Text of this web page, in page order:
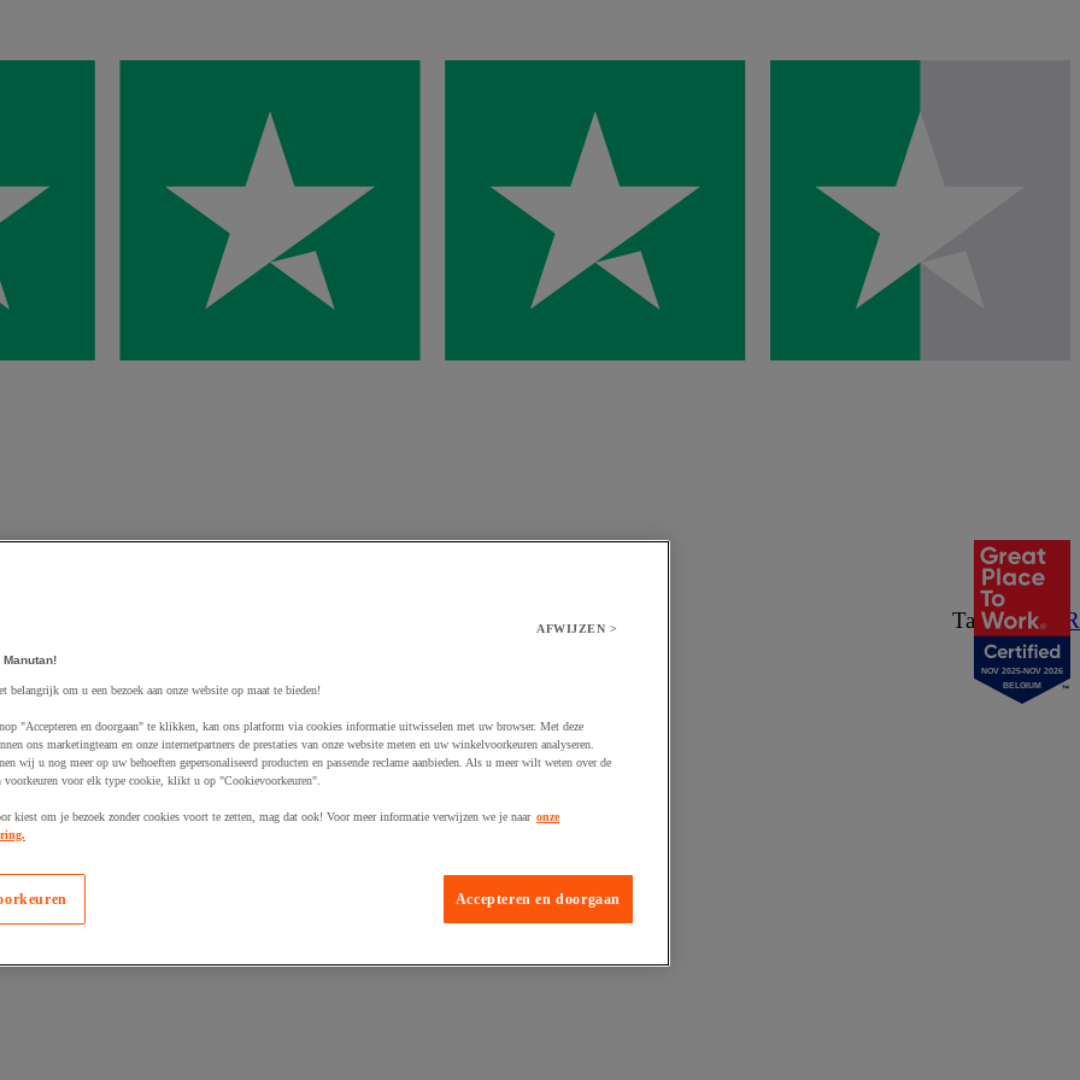
Taal:NL/ FR
aan winkelwagen
NOV 2025-NOV 2026
BELGIUM
AFWIJZEN >
belangrijk om u een bezoek aan onze website op maat te bieden!
"Accepteren en doorgaan" te klikken, kan ons platform via cookies informatie uitwisselen met uw browser. Met deze
ons marketingteam en onze internetpartners de prestaties van onze website meten en uw winkelvoorkeuren analyseren.
wij u nog meer op uw behoeften gepersonaliseerd producten en passende reclame aanbieden. Als u meer wilt weten over de
voorkeuren voor elk type cookie, klikt u op "Cookievoorkeuren".
kiest om je bezoek zonder cookies voort te zetten, mag dat ook! Voor meer informatie verwijzen we je naar onze
Accepteren en doorgaan